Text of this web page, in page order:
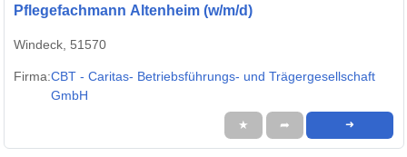
Pflegefachmann Altenheim (w/m/d)
Windeck, 51570
Firma:CBT - Caritas- Betriebsführungs- und Trägergesellschaft
GmbH
★ ➦ ➜